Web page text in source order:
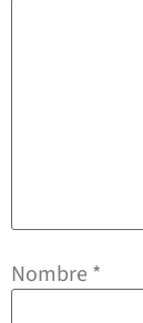
Nombre *